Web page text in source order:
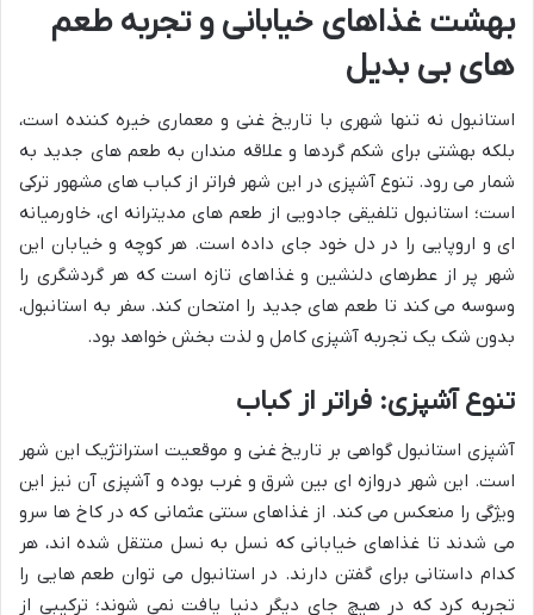
بهشت غذاهای خیابانی و تجربه طعم
های بی بدیل
استانبول نه تنها شهری با تاریخ غنی و معماری خیره کننده است،
بلکه بهشتی برای شکم گردها و علاقه مندان به طعم های جدید به
شمار می رود. تنوع آشپزی در این شهر فراتر از کباب های مشهور ترکی
است؛ استانبول تلفیقی جادویی از طعم های مدیترانه ای، خاورمیانه
ای و اروپایی را در دل خود جای داده است. هر کوچه و خیابان این
شهر پر از عطرهای دلنشین و غذاهای تازه است که هر گردشگری را
وسوسه می کند تا طعم های جدید را امتحان کند. سفر به استانبول،
بدون شک یک تجربه آشپزی کامل و لذت بخش خواهد بود.
تنوع آشپزی: فراتر از کباب
آشپزی استانبول گواهی بر تاریخ غنی و موقعیت استراتژیک این شهر
است. این شهر دروازه ای بین شرق و غرب بوده و آشپزی آن نیز این
ویژگی را منعکس می کند. از غذاهای سنتی عثمانی که در کاخ ها سرو
می شدند تا غذاهای خیابانی که نسل به نسل منتقل شده اند، هر
کدام داستانی برای گفتن دارند. در استانبول می توان طعم هایی را
تجربه کرد که در هیچ جای دیگر دنیا یافت نمی شوند؛ ترکیبی از